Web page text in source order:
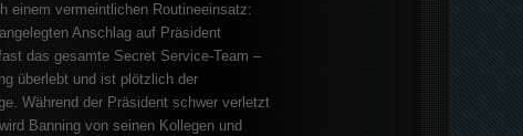
einem vermeintlichen Routineeinsatz:
Anschlag auf Präsident
das gesamte Secret Service-Team –
überlebt und ist plötzlich der
Während der Präsident schwer verletzt
Banning von seinen Kollegen und